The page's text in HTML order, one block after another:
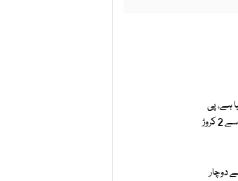
ہے، پی
سی بی حکام کے مطابق فاتح ٹیم کے ہرکھلاڑی کو 10 لاکھ روپے بونس دیا جائے گا جب کہ کھلاڑیوں کے سینٹرل کنٹریکٹ کے مطابق علیحدہ سے 2 کروڑ
شکست سے دوچار